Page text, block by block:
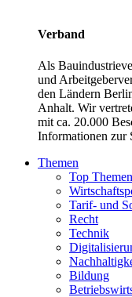
Verband
Als
und
den Ländern
Anhalt. Wir
mit ca. 20.000
Informationen zur
Themen
Top Themen
Tarif- und
Recht
Technik
Bildung